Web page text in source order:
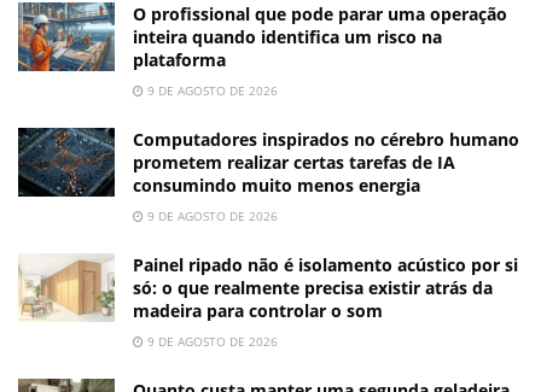
O profissional que pode parar uma operação
inteira quando identifica um risco na
plataforma
9 DE AGOSTO DE 2026
Computadores inspirados no cérebro humano
prometem realizar certas tarefas de IA
consumindo muito menos energia
9 DE AGOSTO DE 2026
Painel ripado não é isolamento acústico por si
só: o que realmente precisa existir atrás da
madeira para controlar o som
9 DE AGOSTO DE 2026